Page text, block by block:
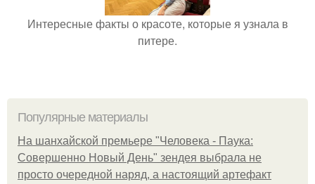
Интересные факты о красоте, которые я узнала в
питере.
Популярные материалы
На шанхайской премьере "Человека - Паука:
Совершенно Новый День" зендея выбрала не
просто очередной наряд, а настоящий артефакт